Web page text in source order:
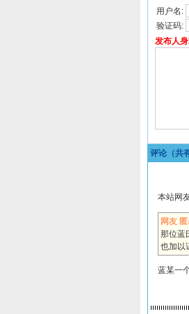
用户名:
验证码:
发布人
评论（共
本站网
网友
那位蓝
也加以
蓝某一